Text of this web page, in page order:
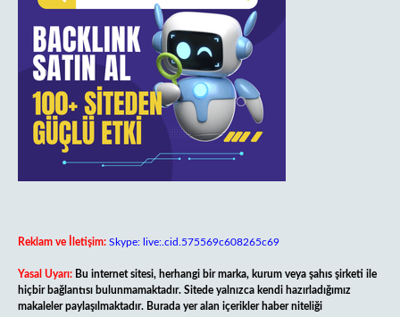
Reklam ve İletişim: Skype: live:.cid.575569c608265c69
Yasal Uyarı: Bu internet sitesi, herhangi bir marka, kurum veya şahıs şirketi ile
hiçbir bağlantısı bulunmamaktadır. Sitede yalnızca kendi hazırladığımız
makaleler paylaşılmaktadır. Burada yer alan içerikler haber niteliği